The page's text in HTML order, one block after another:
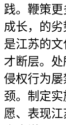
践。鞭策
成长，的
是江苏的
才断层。
侵权行为
颈。制定
愿、表现